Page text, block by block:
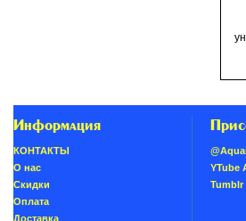
Информация
КОНТАКТЫ
О нас
Скидки
Oплатa
Доставка
YTube
Tumblr